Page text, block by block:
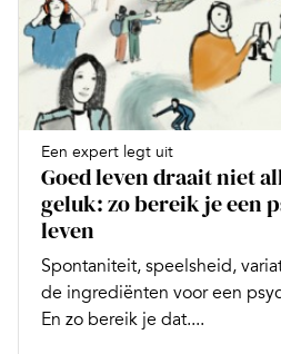
Een expert legt uit
Goed leven draait niet
geluk: zo bereik je een
leven
Spontaniteit, speelsheid,
de ingrediënten voor een
En zo bereik je dat....